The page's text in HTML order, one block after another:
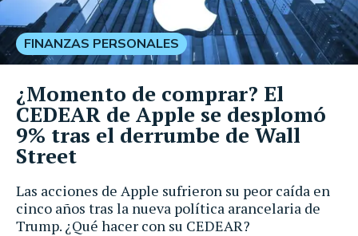
Las acciones de Apple sufrieron su peor caída en
cinco años tras la nueva política arancelaria de
Trump. ¿Qué hacer con su CEDEAR?
FINANZAS PERSONALES
¿Momento de comprar? El
CEDEAR de Apple se desplomó
9% tras el derrumbe de Wall
Street